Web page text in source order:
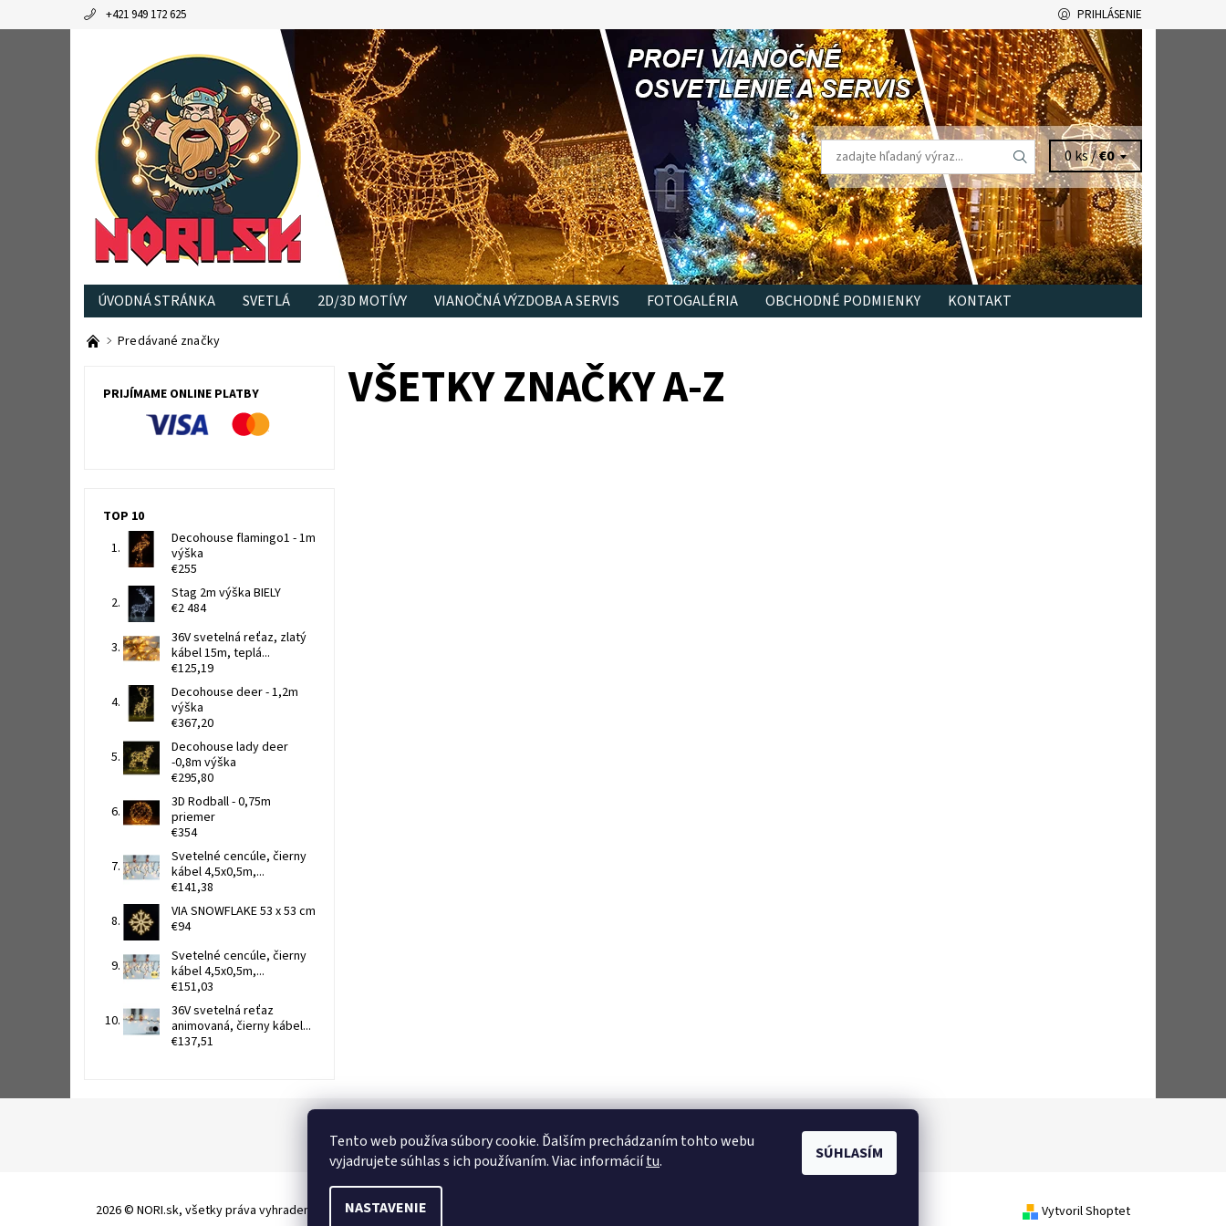
+421 949 172 625 PRIHLÁSENIE
0 ks /€0
ÚVODNÁ STRÁNKA SVETLÁ 2D/3D MOTÍVY VIANOČNÁ VÝZDOBA A SERVIS FOTOGALÉRIA OBCHODNÉ PODMIENKY KONTAKT
Predávané značky
VŠETKY ZNAČKY A-Z
PRIJÍMAME ONLINE PLATBY
TOP 10
Decohouse flamingo1 - 1m
výška
€255
Stag 2m výška BIELY
€2 484
36V svetelná reťaz, zlatý
kábel 15m, teplá...
€125,19
Decohouse deer - 1,2m
výška
€367,20
Decohouse lady deer
-0,8m výška
€295,80
3D Rodball - 0,75m
priemer
€354
Svetelné cencúle, čierny
kábel 4,5x0,5m,...
€141,38
VIA SNOWFLAKE 53 x 53 cm
€94
Svetelné cencúle, čierny
kábel 4,5x0,5m,...
€151,03
36V svetelná reťaz
animovaná, čierny kábel...
€137,51
2026 © NORI.sk, všetky práva vyhradené Upraviť nastavenie cookies Vytvoril Shoptet
Tento web používa súbory cookie. Ďalším prechádzaním tohto webu
vyjadrujete súhlas s ich používaním. Viac informáciítu.
NASTAVENIE
SÚHLASÍM